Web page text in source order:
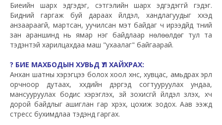
Биеийн шарх эдгэдэг, сэтгэлийн шарх эдгэдэггүй гэдэг.
Бидний гаргаж буй дараах үйлдэл, хандлагуудыг хүүхэд
анзаараагүй, мартсан, уучилсан мэт байдаг ч ирээдүйд түүний
зан араншинд нь ямар нэг байдлаар нөлөөлдөг тул та
тэдэнтэй харилцахдаа маш "ухаалаг" байгаарай.
? БИЕ МАХБОДЫН ХУВЬД ҮЛ ХАЙХРАХ:
Анхан шатны хэрэгцээ болох хоол хүнс, хувцас, амьдрах эрүүл
орчноор дутаах, хүүхдийн дэргэд согтууруулах ундаа,
мансууруулах бодис хэрэглэх, зүй зохисгүй үйлдэл үзүүлэх, хүч
дорой байдлыг ашиглан гар хүрэх, цохиж зодох. Аав ээжүүд
стресс бухимдлаа тэдэнд гаргах.